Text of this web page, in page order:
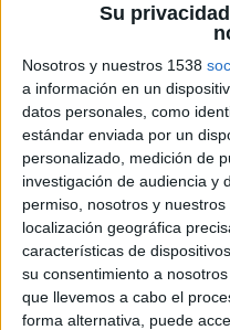
Su
Nosotros y nuestros 1538
a información en un
datos personales, como
estándar enviada por un
personalizado, medición de
investigación de audiencia y
permiso, nosotros y
localización geográfica
características de
su consentimiento a
que llevemos a cabo el
forma alternativa, puede
Pel que fa a la família
la dació en
Toro, la solució
signatura unes
de Figueres aprovi
la recepció de 10
d'Adigsa. Una
negociar
l'entitat financera i